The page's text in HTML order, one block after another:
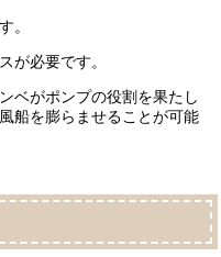
。
が必要です。
ベがポンプの役割を果たし
船を膨らませることが可能